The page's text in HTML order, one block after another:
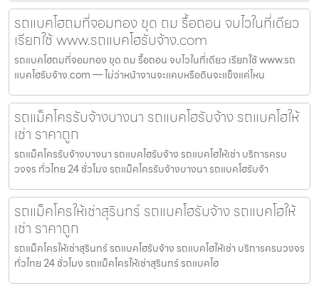
รถแบคโฮถมที่จอมทอง ขุด ถม รื้อถอน จบไวในที่เดียว
เรียกใช้ www.รถแบคโฮรับจ้าง.com
รถแบคโฮถมที่จอมทอง ขุด ถม รื้อถอน จบไวในที่เดียว เรียกใช้ www.รถ
แบคโฮรับจ้าง.com — ไม่ว่าหน้างานจะแคบหรือดินจะแข็งแค่ไหน
รถแม็คโครรับจ้างบางนา รถแบคโฮรับจ้าง รถแบคโฮให้
เช่า ราคาถูก
รถแม็คโครรับจ้างบางนา รถแบคโฮรับจ้าง รถแบคโฮให้เช่า บริการครบ
วงจร ทั่วไทย 24 ชั่วโมง รถแม็คโครรับจ้างบางนา รถแบคโฮรับจ้า
รถแม็คโครให้เช่าสุรินทร์ รถแบคโฮรับจ้าง รถแบคโฮให้
เช่า ราคาถูก
รถแม็คโครให้เช่าสุรินทร์ รถแบคโฮรับจ้าง รถแบคโฮให้เช่า บริการครบวงจร
ทั่วไทย 24 ชั่วโมง รถแม็คโครให้เช่าสุรินทร์ รถแบคโฮ